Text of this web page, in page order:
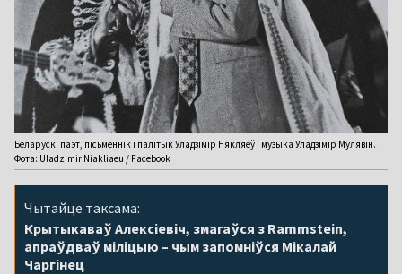
Беларускі паэт, пісьменнік і палітык Уладзімір Някляеў і музыка Уладзімір Мулявін.
Фота: Uladzimir Niakliaeu / Facebook
Чытайце таксама:
Крытыкаваў Алексіевіч, змагаўся з Rammstein,
апраўдваў міліцыю – чым запомніўся Мікалай
Чаргінец